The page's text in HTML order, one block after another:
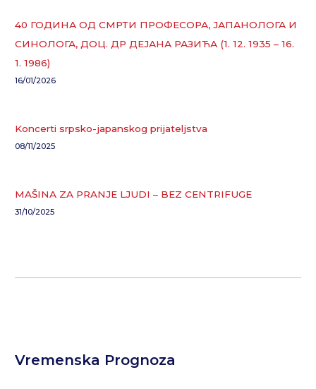
40 ГОДИНА ОД СМРТИ ПРОФЕСОРА, ЈАПАНОЛОГА И
СИНОЛОГА, ДОЦ. ДР ДЕЈАНА РАЗИЋА (1. 12. 1935 – 16.
1. 1986)
16/01/2026
Koncerti srpsko-japanskog prijateljstva
08/11/2025
MAŠINA ZA PRANJE LJUDI – BEZ CENTRIFUGE
31/10/2025
Vremenska Prognoza